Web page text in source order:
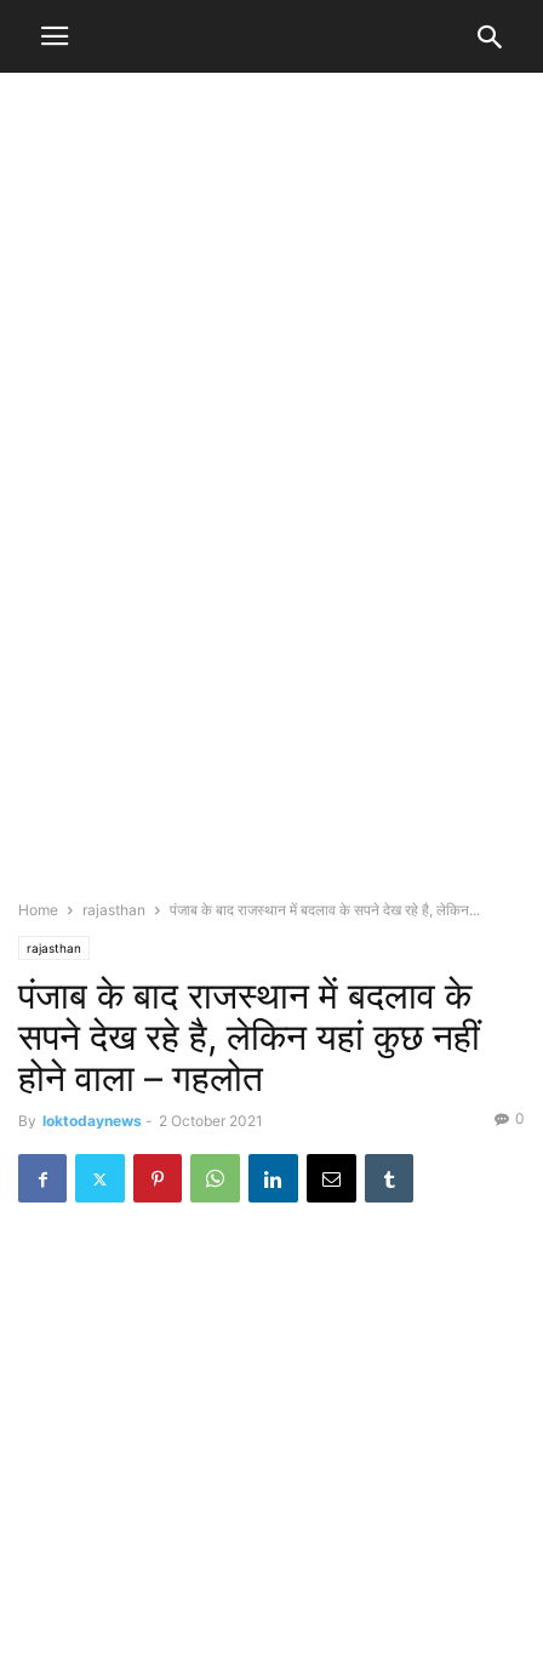
Home rajasthan पंजाब के बाद राजस्थान में बदलाव के सपने देख रहे है, लेकिन...
rajasthan
पंजाब के बाद राजस्थान में बदलाव के
सपने देख रहे है, लेकिन यहां कुछ नहीं
होने वाला – गहलोत
By loktodaynews - 2 October 2021 0